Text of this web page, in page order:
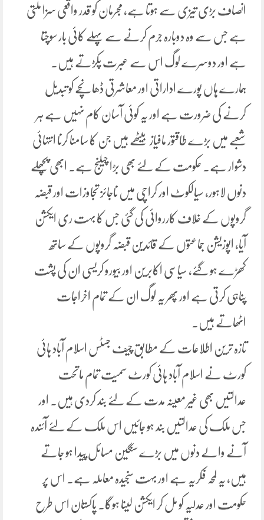
انصاف بڑی تیزی سے ہوتا ہے، مجرمان کو قدر واقعی سزا ملتی
ہے جس سے وہ دوبارہ جرم کرنے سے پہلے کائی بار سوچتا
ہے اور دوسرے لوگ اس سے عبرت پکڑتے ہیں۔
ہمارے ہاں پورے اداراتی اور معاشرتی ڈھانچے کو تبدیل
کرنے کی ضرورت ہے اور یہ کوئی آسان کام نہیں ہے ہر
شعبے میں بڑے طاقتور مافیاز بیٹھے ہیں جن کا سامنا کرنا انتہائی
دشوار ہے۔ حکومت کے لئے بھی بڑا چیلنج ہے۔ ابھی پچھلے
دنوں لاہور، سیالکوٹ اور کراچی میں ناجائز تجاوزات اور قبضہ
گروپوں کے خلاف کارروائی کی گئی جس کا بہت ری ایکشن
آیا، اپوزیشن جماعتوں کے قائدین قبضہ گروپوں کے ساتھ
کھڑے ہو گئے، سیاسی اکابرین اور بیورو کریسی ان کی پشت
پناہی کرتی ہے اور پھر یہ لوگ ان کے تمام اخراجات
اٹھاتے ہیں۔
تازہ ترین اطلاعات کے مطابق چیف جسٹس اسلام آباد ہائی
کورٹ نے اسلام آباد ہائی کورٹ سمیت تمام ماتحت
عدالتیں بھی غیر معینہ مدت کے لئے بند کردی ہیں۔ اور
جس ملک کی عدالتیں بند ہو جائیں اس ملک کے لئے آئندہ
آنے والے دنوں میں بڑے سنگین مسائل پیدا ہو جاتے
ہیں، یہ لمحہ فکریہ ہے اور بہت سنجیدہ معاملہ ہے۔ اس پر
حکومت اور عدلیہ کو مل کر ایکشن لینا ہوگا۔ پاکستان اس طرح